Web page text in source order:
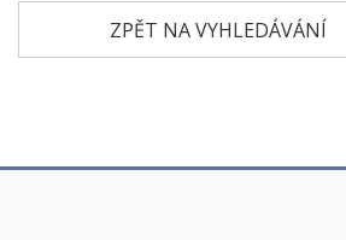
ZPĚT NA VYHLEDÁVÁNÍ